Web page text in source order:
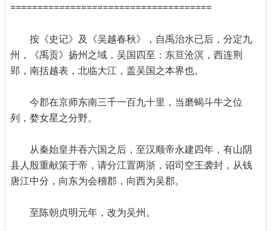
=====================================
按《史记》及《吴越春秋》，自禹治水已后，分定九
州，《禹贡》扬州之域，吴国四至：东亘沧溟，西连荆
郢，南括越表，北临大江，盖吴国之本界也。
今郡在京师东南三千一百九十里，当磨蝎斗牛之位
列，婺女星之分野。
从秦始皇并吞六国之后，至汉顺帝永建四年，有山阴
县人殷重献策于帝，请分江置两浙，诏司空王袭封，从钱
唐江中分，向东为会稽郡，向西为吴郡。
至陈朝贞明元年，改为吴州。